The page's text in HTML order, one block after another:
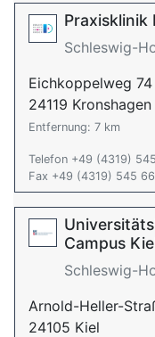
Praxisklinik
Schleswig-
Eichkoppelweg 74
24119 Kronshagen
Entfernung: 7 km
Telefon +49 (4319)
Fax +49 (4319) 545
Campus
Schleswig-
Arnold-Heller-
24105 Kiel